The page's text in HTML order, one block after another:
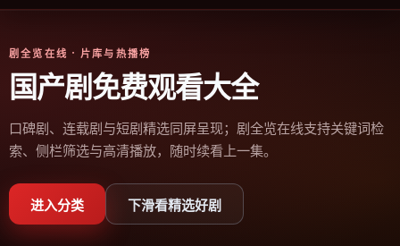
剧全览在线 · 片库与热播榜
国产剧免费观看大全
口碑剧、连载剧与短剧精选同屏呈现；剧全览在线支持关键词检
索、侧栏筛选与高清播放，随时续看上一集。
进入分类 下滑看精选好剧